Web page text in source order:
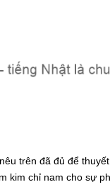
trên đã đủ để
kim chỉ nam cho sự